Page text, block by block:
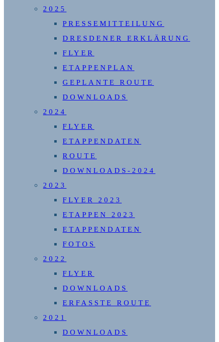
2025
PRESSEMITTEILUNG
DRESDENER ERKLÄRUNG
FLYER
ETAPPENPLAN
GEPLANTE ROUTE
DOWNLOADS
2024
FLYER
ETAPPENDATEN
ROUTE
DOWNLOADS-2024
2023
FLYER 2023
ETAPPEN 2023
ETAPPENDATEN
FOTOS
2022
FLYER
DOWNLOADS
ERFASSTE ROUTE
2021
DOWNLOADS